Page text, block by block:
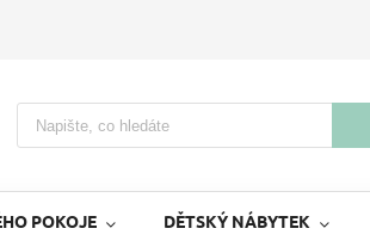
POKOJE DĚTSKÝ NÁBYTEK